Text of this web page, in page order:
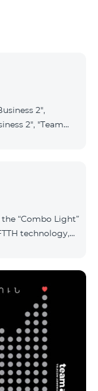
2",
2", "Team
"Best partner",
"Yandex
subscribers
“Combo Light”
technology,